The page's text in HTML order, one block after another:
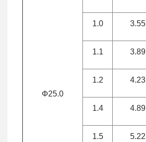
Φ25.0
1.0 3.55
1.1 3.89
1.2 4.23
1.4 4.89
1.5 5.22